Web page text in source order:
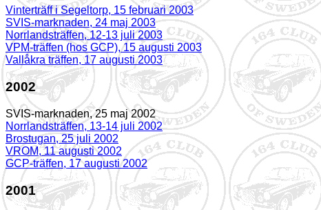
Vinterträff i Segeltorp, 15 februari 2003
SVIS-marknaden, 24 maj 2003
Norrlandsträffen, 12-13 juli 2003
VPM-träffen (hos GCP), 15 augusti 2003
Vallåkra träffen, 17 augusti 2003
2002
SVIS-marknaden, 25 maj 2002
Norrlandsträffen, 13-14 juli 2002
Brostugan, 25 juli 2002
VROM, 11 augusti 2002
GCP-träffen, 17 augusti 2002
2001